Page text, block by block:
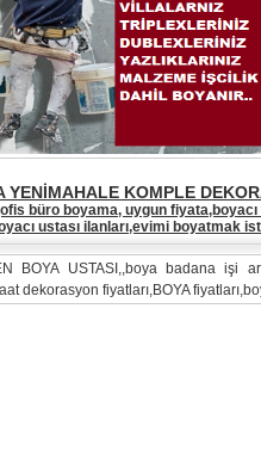
YENİMAHALE KOMPLE
büro boyama, uygun
ustası ilanları,evimi boyatmak